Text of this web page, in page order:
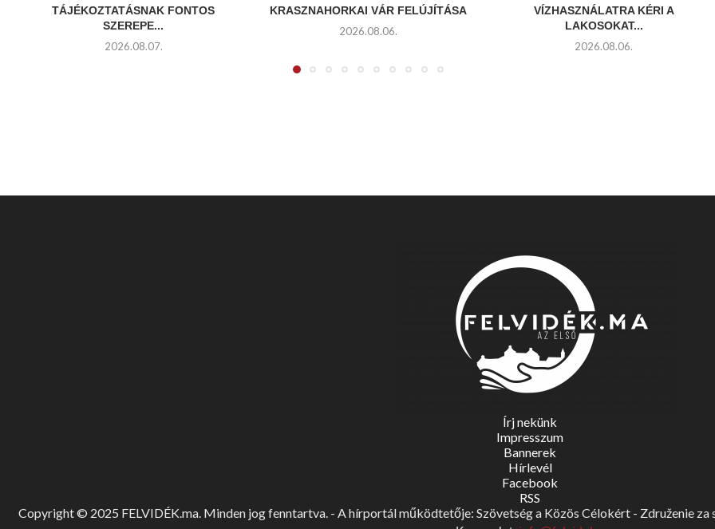
TÁJÉKOZTATÁSNAK FONTOS
SZEREPE...
2026.08.07.
KRASZNAHORKAI VÁR FELÚJÍTÁSA
2026.08.06.
VÍZHASZNÁLATRA KÉRI A
LAKOSOKAT...
2026.08.06.
Írj nekünk
Impresszum
Bannerek
Hírlevél
Facebook
RSS
Copyright © 2025 FELVIDÉK.ma. Minden jog fenntartva. - A hírportál működtetője: Szövetség a Közös Célokért - Združenie za